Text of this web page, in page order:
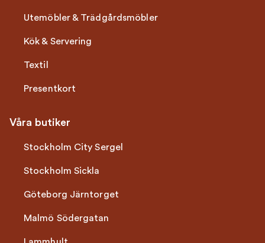
Utemöbler & Trädgårdsmöbler
Kök & Servering
Textil
Presentkort
Våra butiker
Stockholm City Sergel
Stockholm Sickla
Göteborg Järntorget
Malmö Södergatan